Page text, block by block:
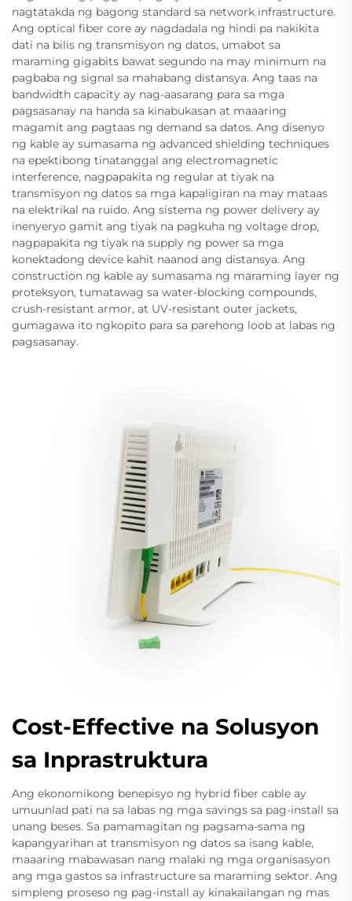
nagtatakda ng bagong standard sa network infrastructure.
Ang optical fiber core ay nagdadala ng hindi pa nakikita
dati na bilis ng transmisyon ng datos, umabot sa
maraming gigabits bawat segundo na may minimum na
pagbaba ng signal sa mahabang distansya. Ang taas na
bandwidth capacity ay nag-aasarang para sa mga
pagsasanay na handa sa kinabukasan at maaaring
magamit ang pagtaas ng demand sa datos. Ang disenyo
ng kable ay sumasama ng advanced shielding techniques
na epektibong tinatanggal ang electromagnetic
interference, nagpapakita ng regular at tiyak na
transmisyon ng datos sa mga kapaligiran na may mataas
na elektrikal na ruido. Ang sistema ng power delivery ay
inenyeryo gamit ang tiyak na pagkuha ng voltage drop,
nagpapakita ng tiyak na supply ng power sa mga
konektadong device kahit naanod ang distansya. Ang
construction ng kable ay sumasama ng maraming layer ng
proteksyon, tumatawag sa water-blocking compounds,
crush-resistant armor, at UV-resistant outer jackets,
gumagawa ito ngkopito para sa parehong loob at labas ng
pagsasanay.
Cost-Effective na Solusyon
sa Inprastruktura
Ang ekonomikong benepisyo ng hybrid fiber cable ay
umuunlad pati na sa labas ng mga savings sa pag-install sa
unang beses. Sa pamamagitan ng pagsama-sama ng
kapangyarihan at transmisyon ng datos sa isang kable,
maaaring mabawasan nang malaki ng mga organisasyon
ang mga gastos sa infrastructure sa maraming sektor. Ang
simpleng proseso ng pag-install ay kinakailangan ng mas